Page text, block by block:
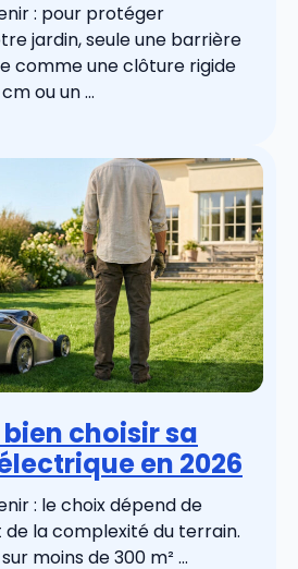
: pour protéger
jardin, seule une barrière
comme une clôture rigide
ou un ...
choisir sa
en 2026
: le choix dépend de
la complexité du terrain.
moins de 300 m² ...